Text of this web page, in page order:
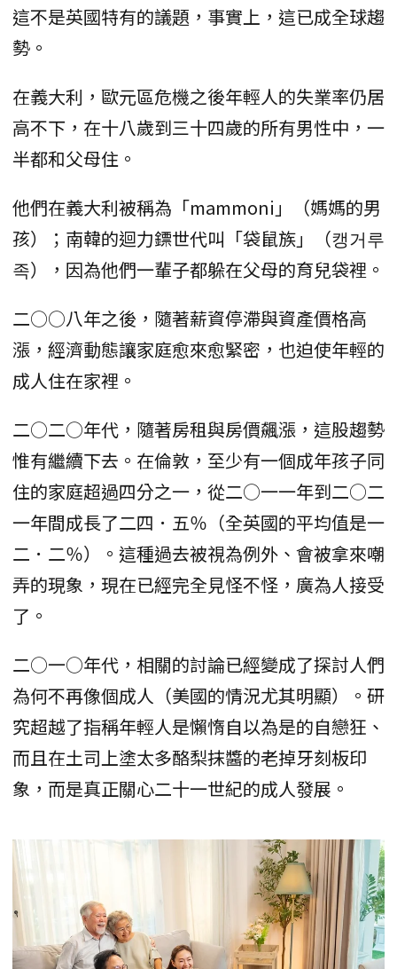
這不是英國特有的議題，事實上，這已成全球趨
勢。
在義大利，歐元區危機之後年輕人的失業率仍居
高不下，在十八歲到三十四歲的所有男性中，一
半都和父母住。
他們在義大利被稱為「mammoni」（媽媽的男
孩）；南韓的迴力鏢世代叫「袋鼠族」（캥거루
족），因為他們一輩子都躲在父母的育兒袋裡。
二○○八年之後，隨著薪資停滯與資產價格高
漲，經濟動態讓家庭愈來愈緊密，也迫使年輕的
成人住在家裡。
二○二○年代，隨著房租與房價飆漲，這股趨勢
惟有繼續下去。在倫敦，至少有一個成年孩子同
住的家庭超過四分之一，從二○一一年到二○二
一年間成長了二四．五％（全英國的平均值是一
二．二％）。這種過去被視為例外、會被拿來嘲
弄的現象，現在已經完全見怪不怪，廣為人接受
了。
二○一○年代，相關的討論已經變成了探討人們
為何不再像個成人（美國的情況尤其明顯）。研
究超越了指稱年輕人是懶惰自以為是的自戀狂、
而且在土司上塗太多酪梨抹醬的老掉牙刻板印
象，而是真正關心二十一世紀的成人發展。